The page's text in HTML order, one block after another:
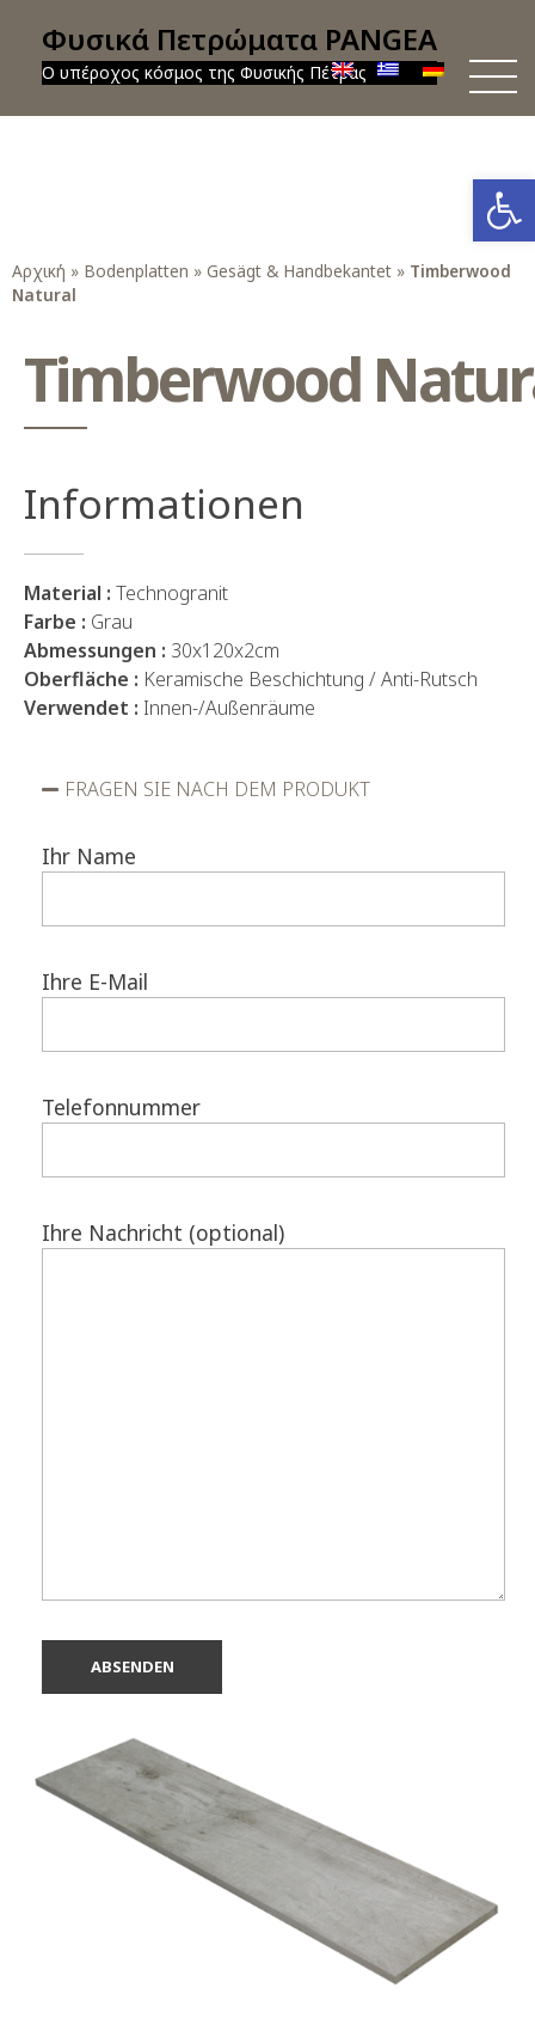
Φυσικά Πετρώματα PANGEA
Ο υπέροχος κόσμος της Φυσικής Πέτρας
Αρχική » Bodenplatten » Gesägt & Handbekantet » Timberwood
Natural
Informationen
Material : Technogranit
Farbe : Grau
Abmessungen : 30x120x2cm
Oberfläche : Keramische Beschichtung / Anti-Rutsch
Verwendet : Innen-/Außenräume
FRAGEN SIE NACH DEM PRODUKT
Ihr Name
Ihre E-Mail
Telefonnummer
Ihre Nachricht (optional)
Timberwood